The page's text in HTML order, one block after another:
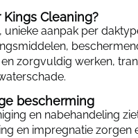
Cleaning?
aanpak per
zorgvuldig werken,
bescherming
en nabehandeling
en impregnatie